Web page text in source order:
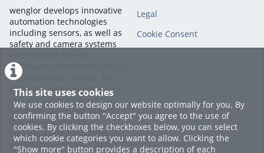
This site uses cookies
We use cookies to design our website optimally for you. By
confirming the button "Accept" you agree to the use of
cookies. By clicking the checkboxes below, you can select
which cookie categories you want to allow. Clicking the
"Show more" button provides a description of each
wenglor develops innovative
automation technologies
including sensors, as well as
safety and camera systems
communication standards for
the worldwide market. The
company with headquarters
on Lake Constance in
Tettnang, Germany, meets
industrial automation
challenges for customers in
all industry sectors – from
Legal
Cookie Consent